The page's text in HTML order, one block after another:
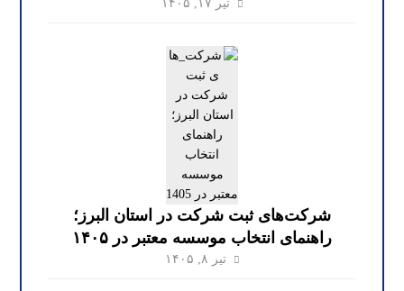
تیر ۱۷, ۱۴۰۵
شرکت‌های ثبت شرکت در استان البرز؛
راهنمای انتخاب موسسه معتبر در ۱۴۰۵
تیر ۸, ۱۴۰۵